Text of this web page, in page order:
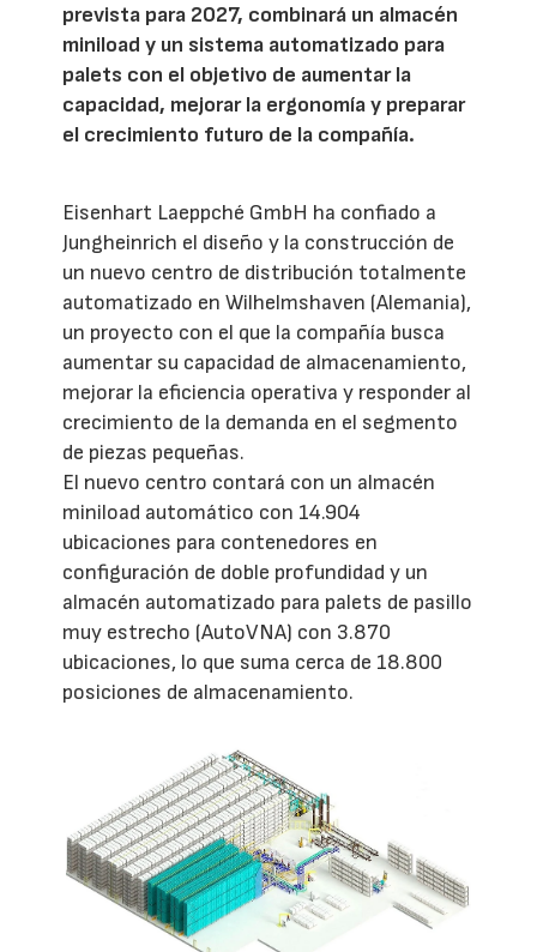
prevista para 2027, combinará un almacén
miniload y un sistema automatizado para
palets con el objetivo de aumentar la
capacidad, mejorar la ergonomía y preparar
el crecimiento futuro de la compañía.
Eisenhart Laeppché GmbH ha confiado a
Jungheinrich el diseño y la construcción de
un nuevo centro de distribución totalmente
automatizado en Wilhelmshaven (Alemania),
un proyecto con el que la compañía busca
aumentar su capacidad de almacenamiento,
mejorar la eficiencia operativa y responder al
crecimiento de la demanda en el segmento
de piezas pequeñas.
El nuevo centro contará con un almacén
miniload automático con 14.904
ubicaciones para contenedores en
configuración de doble profundidad y un
almacén automatizado para palets de pasillo
muy estrecho (AutoVNA) con 3.870
ubicaciones, lo que suma cerca de 18.800
posiciones de almacenamiento.